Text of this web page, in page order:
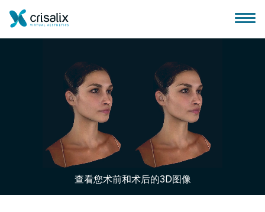
外科医生之家
3D商务平台
查看您术前和术后的3D图像